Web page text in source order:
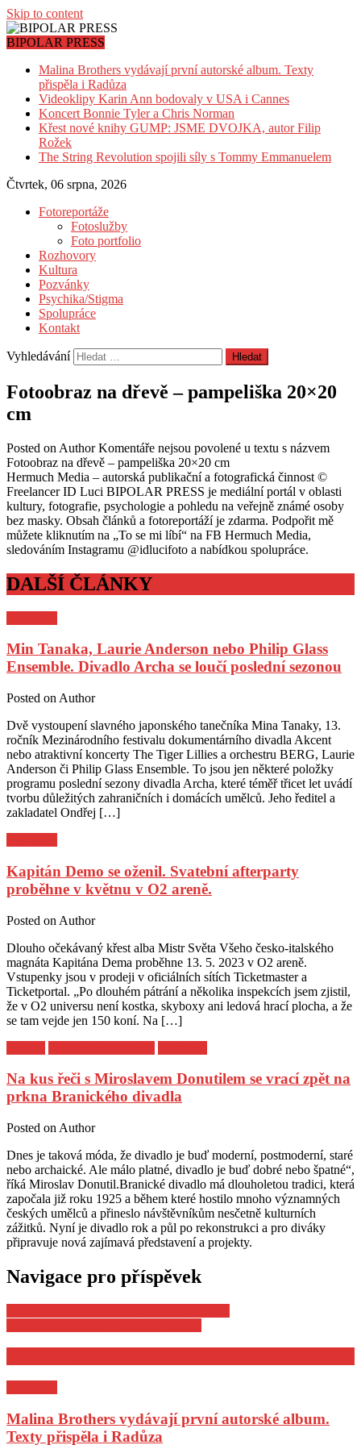
Skip to content
BIPOLAR PRESS
Malina Brothers vydávají první autorské album. Texty
přispěla i Radůza
Videoklipy Karin Ann bodovaly v USA i Cannes
Koncert Bonnie Tyler a Chris Norman
Křest nové knihy GUMP: JSME DVOJKA, autor Filip
Rožek
The String Revolution spojili síly s Tommy Emmanuelem
Čtvrtek, 06 srpna, 2026
Fotoreportáže
Fotoslužby
Foto portfolio
Rozhovory
Kultura
Pozvánky
Psychika/Stigma
Spolupráce
Kontakt
Vyhledávání
Fotoobraz na dřevě – pampeliška 20×20
cm
Posted on Author Komentáře nejsou povolené u textu s názvem
Fotoobraz na dřevě – pampeliška 20×20 cm
Hermuch Media – autorská publikační a fotografická činnost ©
Freelancer ID Luci BIPOLAR PRESS je mediální portál v oblasti
kultury, fotografie, psychologie a pohledu na veřejně známé osoby
bez masky. Obsah článků a fotoreportáží je zdarma. Podpořit mě
můžete kliknutím na „To se mi líbí“ na FB Hermuch Media,
sledováním Instagramu @idlucifoto a nabídkou spolupráce.
DALŠÍ ČLÁNKY
Min Tanaka, Laurie Anderson nebo Philip Glass
Ensemble. Divadlo Archa se loučí poslední sezonou
Posted on Author
Dvě vystoupení slavného japonského tanečníka Mina Tanaky, 13.
ročník Mezinárodního festivalu dokumentárního divadla Akcent
nebo atraktivní koncerty The Tiger Lillies a orchestru BERG, Laurie
Anderson či Philip Glass Ensemble. To jsou jen některé položky
programu poslední sezony divadla Archa, které téměř třicet let uvádí
tvorbu důležitých zahraničních i domácích umělců. Jeho ředitel a
zakladatel Ondřej […]
Kapitán Demo se oženil. Svatební afterparty
proběhne v květnu v O2 areně.
Posted on Author
Dlouho očekávaný křest alba Mistr Světa Všeho česko-italského
magnáta Kapitána Dema proběhne 13. 5. 2023 v O2 areně.
Vstupenky jsou v prodeji v oficiálních sítích Ticketmaster a
Ticketportal. „Po dlouhém pátrání a několika inspekcích jsem zjistil,
že v O2 universu není kostka, skyboxy ani ledová hrací plocha, a že
se tam vejde jen 150 koní. Na […]
Na kus řeči s Miroslavem Donutilem se vrací zpět na
prkna Branického divadla
Posted on Author
Dnes je taková móda, že divadlo je buď moderní, postmoderní, staré
nebo archaické. Ale málo platné, divadlo je buď dobré nebo špatné“,
říká Miroslav Donutil.Branické divadlo má dlouholetou tradici, která
započala již roku 1925 a během které hostilo mnoho významných
českých umělců a přineslo návštěvníkům nesčetně kulturních
zážitků. Nyní je divadlo rok a půl po rekonstrukci a pro diváky
připravuje nová zajímavá představení a projekty.
Navigace pro příspěvek
Malina Brothers vydávají první autorské album.
Texty přispěla i Radůza